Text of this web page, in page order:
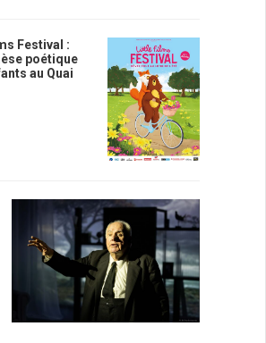
Festival :
poétique
au Quai